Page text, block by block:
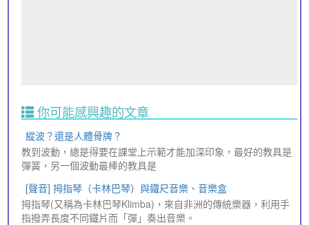
你可能感興趣的文章
縱波？還是人體骨牌？
教到波動，總是得要在課堂上示範才能加深印象，最好的教具是
彈簧，另一個波動最棒的教具是
[聲音] 拇指琴（卡林巴琴）與鐵尺音樂、音樂盒
拇指琴(又稱為卡林巴琴Klimba)，來自非洲的傳統樂器，利用手
指撥弄長度不同鐵片而「彈」奏出音樂。